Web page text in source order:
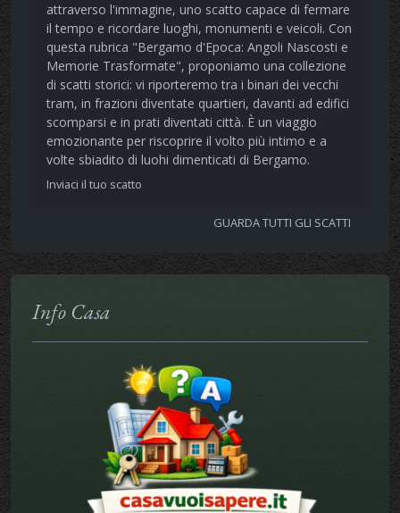
attraverso l'immagine, uno scatto capace di fermare
il tempo e ricordare luoghi, monumenti e veicoli. Con
questa rubrica "Bergamo d'Epoca: Angoli Nascosti e
Memorie Trasformate", proponiamo una collezione
di scatti storici: vi riporteremo tra i binari dei vecchi
tram, in frazioni diventate quartieri, davanti ad edifici
scomparsi e in prati diventati città. È un viaggio
emozionante per riscoprire il volto più intimo e a
volte sbiadito di luohi dimenticati di Bergamo.
Inviaci il tuo scatto
GUARDA TUTTI GLI SCATTI
Info Casa